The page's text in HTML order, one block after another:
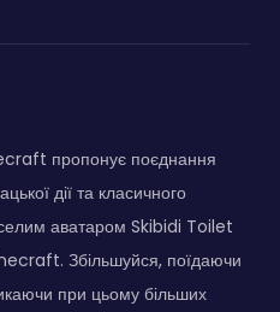
пропонує поєднання
дії та класичного
аватаром Skibidi Toilet
Збільшуйся, поїдаючи
при цьому більших